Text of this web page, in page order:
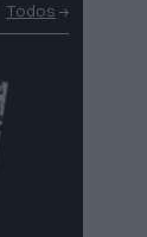
Todos